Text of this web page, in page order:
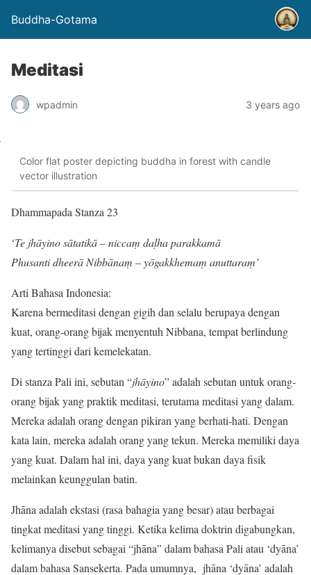
Buddha-Gotama
Meditasi
wpadmin 3 years ago
Color flat poster depicting buddha in forest with candle
vector illustration
Dhammapada Stanza 23
‘Te jhāyino sātatikā – niccaṃ daḷha parakkamā
Phusanti dheerā Nibbānaṃ – yōgakkhemaṃ anuttaraṃ’
Arti Bahasa Indonesia:
Karena bermeditasi dengan gigih dan selalu berupaya dengan
kuat, orang-orang bijak menyentuh Nibbana, tempat berlindung
yang tertinggi dari kemelekatan.
Di stanza Pali ini, sebutan “jhāyino” adalah sebutan untuk orang-
orang bijak yang praktik meditasi, terutama meditasi yang dalam.
Mereka adalah orang dengan pikiran yang berhati-hati. Dengan
kata lain, mereka adalah orang yang tekun. Mereka memiliki daya
yang kuat. Dalam hal ini, daya yang kuat bukan daya fisik
melainkan keunggulan batin.
Jhāna adalah ekstasi (rasa bahagia yang besar) atau berbagai
tingkat meditasi yang tinggi. Ketika kelima doktrin digabungkan,
kelimanya disebut sebagai “jhāna” dalam bahasa Pali atau ‘dyāna’
dalam bahasa Sansekerta. Pada umumnya, jhāna ‘dyāna’ adalah